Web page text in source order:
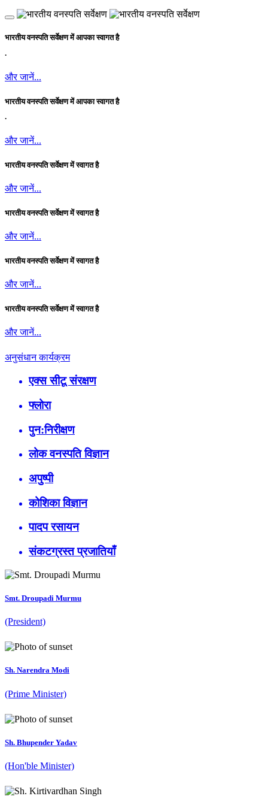
भारतीय वनस्पति सर्वेक्षण में आपका स्वागत है
.
और जानें...
भारतीय वनस्पति सर्वेक्षण में आपका स्वागत है
.
और जानें...
भारतीय वनस्पति सर्वेक्षण में स्वागत है
और जानें...
भारतीय वनस्पति सर्वेक्षण में स्वागत है
और जानें...
भारतीय वनस्पति सर्वेक्षण में स्वागत है
और जानें...
भारतीय वनस्पति सर्वेक्षण में स्वागत है
और जानें...
अनुसंधान कार्यक्रम
एक्स सीटू संरक्षण
फ्लोरा
पुन:निरीक्षण
लोक वनस्पति विज्ञान
अपुष्पी
कोशिका विज्ञान
पादप रसायन
संकटग्रस्त प्रजातियाँ
Smt. Droupadi Murmu
(President)
Sh. Narendra Modi
(Prime Minister)
Sh. Bhupender Yadav
(Hon'ble Minister)